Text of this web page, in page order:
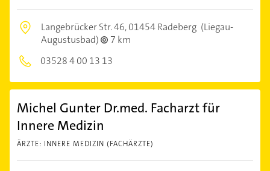
Langebrücker Str. 46,01454 Radeberg (Liegau-
Augustusbad)
7 km
03528 4 00 13 13
Michel Gunter Dr.med. Facharzt für
Innere Medizin
ÄRZTE: INNERE MEDIZIN (FACHÄRZTE)